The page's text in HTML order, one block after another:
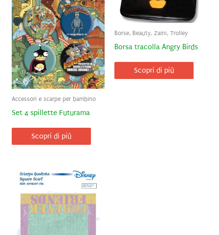
Accessori e scarpe per bambino
Set 4 spillette Futurama
Scopri di più
Borse, Beauty, Zaini, Trolley
Borsa tracolla Angry Birds
Scopri di più